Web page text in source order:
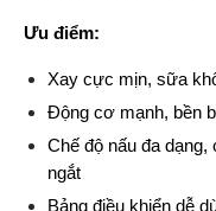
Ưu điểm:
Xay cực mịn, sữa
Động cơ mạnh, bền
Chế độ nấu đa
ngắt
Bảng điều khiển dễ